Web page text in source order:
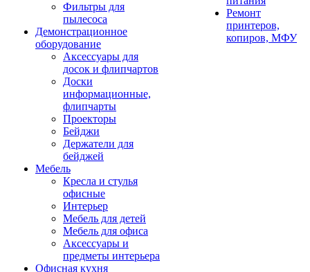
Фильтры для
пылесоса
Демонстрационное
оборудование
Аксессуары для
досок и флипчартов
Доски
информационные,
флипчарты
Проекторы
Бейджи
Держатели для
бейджей
Мебель
Кресла и стулья
офисные
Интерьер
Мебель для детей
Мебель для офиса
Аксессуары и
предметы интерьера
Офисная кухня
Ремонт
принтеров,
копиров, МФУ